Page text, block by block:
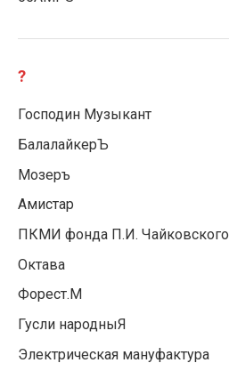
?
Господин Музыкант
БалалайкерЪ
Мозеръ
Амистар
ПКМИ фонда П.И. Чайковского
Октава
Форест.М
Гусли народныЯ
Электрическая мануфактура